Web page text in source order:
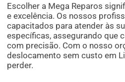
Escolher a Mega Reparos
e excelência. Os nossos
capacitados para atender às
específicas, assegurando que
com precisão. Com o nosso
deslocamento sem custo em
perder.